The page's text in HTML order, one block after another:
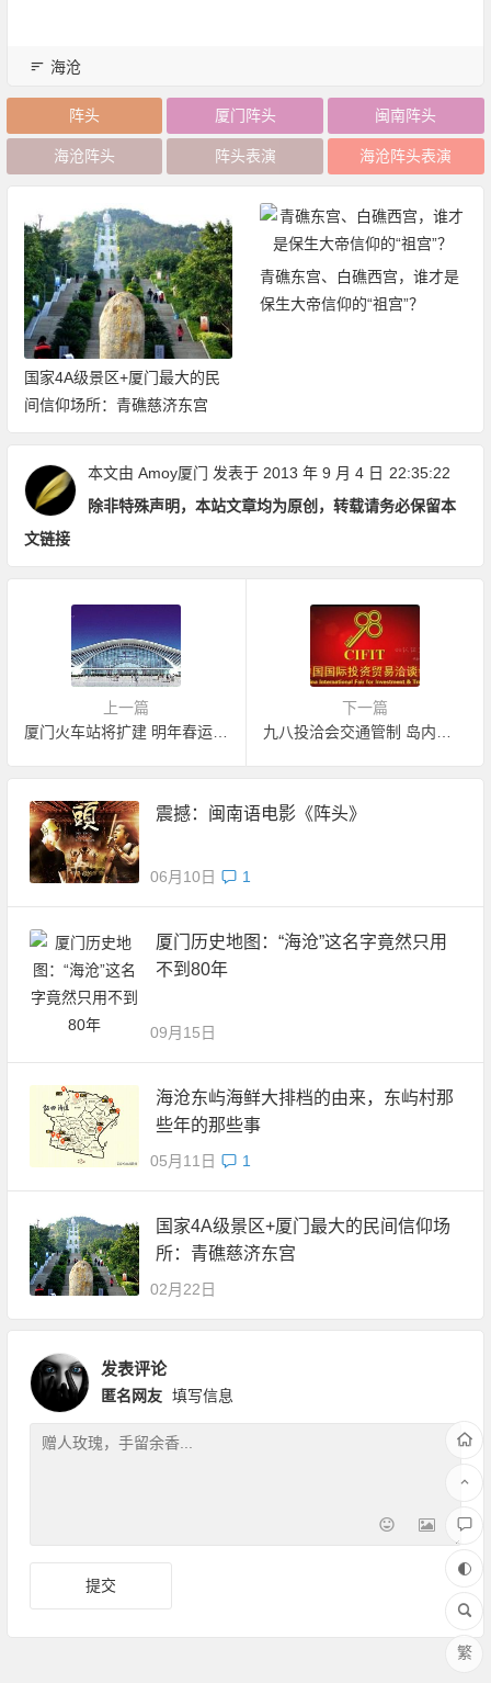
海沧
阵头 厦门阵头 闽南阵头
海沧阵头 阵头表演 海沧阵头表演
国家4A级景区+厦门最大的民
间信仰场所：青礁慈济东宫
青礁东宫、白礁西宫，谁才是
保生大帝信仰的“祖宫”？
本文由 Amoy厦门 发表于 2013 年 9 月 4 日 22:35:22
除非特殊声明，本站文章均为原创，转载请务必保留本
文链接
上一篇
厦门火车站将扩建 明年春运后封闭施工
下一篇
九八投洽会交通管制 岛内单双号限行
震撼：闽南语电影《阵头》
06月10日 1
厦门历史地图：“海沧”这名字竟然只用
不到80年
09月15日
海沧东屿海鲜大排档的由来，东屿村那
些年的那些事
05月11日 1
国家4A级景区+厦门最大的民间信仰场
所：青礁慈济东宫
02月22日
发表评论
匿名网友 填写信息
繁